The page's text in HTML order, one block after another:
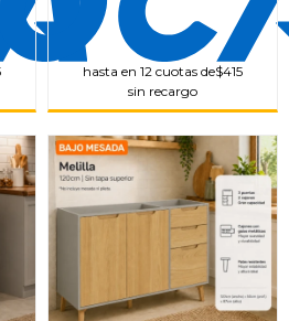
hasta en 12 cuotas de$415
sin recargo